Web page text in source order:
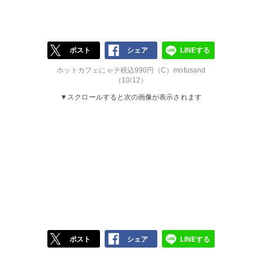
ポスト シェア LINEする
ホットカフェにゃテ税込990円（C）mofusand
（10/12）
▼スクロールすると次の画像が表示されます
ポスト シェア LINEする